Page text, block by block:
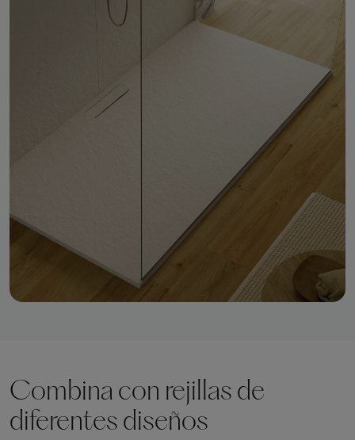
Combina con rejillas de
diferentes diseños